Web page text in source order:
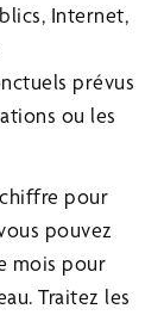
Internet,
prévus
ou les
pour
pouvez
mois pour
Traitez les